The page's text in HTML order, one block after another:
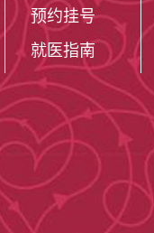
预约挂号
就医指南